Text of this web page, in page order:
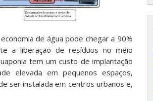
de água pode chegar a 90%
a liberação de resíduos no meio
tem um custo de implantação
elevada em pequenos espaços,
ser instalada em centros urbanos e,